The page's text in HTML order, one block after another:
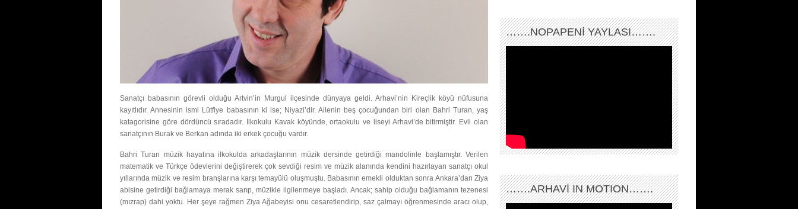
Sanatçı babasının görevli olduğu Artvin’in Murgul ilçesinde dünyaya geldi. Arhavi’nin Kireçlik köyü nüfusuna
kayıtlıdır. Annesinin ismi Lütfiye babasının ki ise; Niyazi’dir. Ailenin beş çocuğundan biri olan Bahri Turan, yaş
katagorisine göre dördüncü sıradadır. İlkokulu Kavak köyünde, ortaokulu ve liseyi Arhavi’de bitirmiştir. Evli olan
sanatçının Burak ve Berkan adında iki erkek çocuğu vardır.
Bahri Turan müzik hayatına ilkokulda arkadaşlarının müzik dersinde getirdiği mandolinle başlamıştır. Verilen
matematik ve Türkçe ödevlerini değiştirerek çok sevdiği resim ve müzik alanında kendini hazırlayan sanatçı okul
yıllarında müzik ve resim branşlarına karşı temayülü oluşmuştu. Babasının emekli olduktan sonra Ankara’dan Ziya
abisine getirdiği bağlamaya merak sarıp, müzikle ilgilenmeye başladı. Ancak; sahip olduğu bağlamanın tezenesi
(mızrap) dahi yoktu. Her şeye rağmen Ziya Ağabeyisi onu cesaretlendirip, saz çalmayı öğrenmesinde aracı olup,
…….NOPAPENİ YAYLASI…….
…….ARHAVI IN MOTION…….